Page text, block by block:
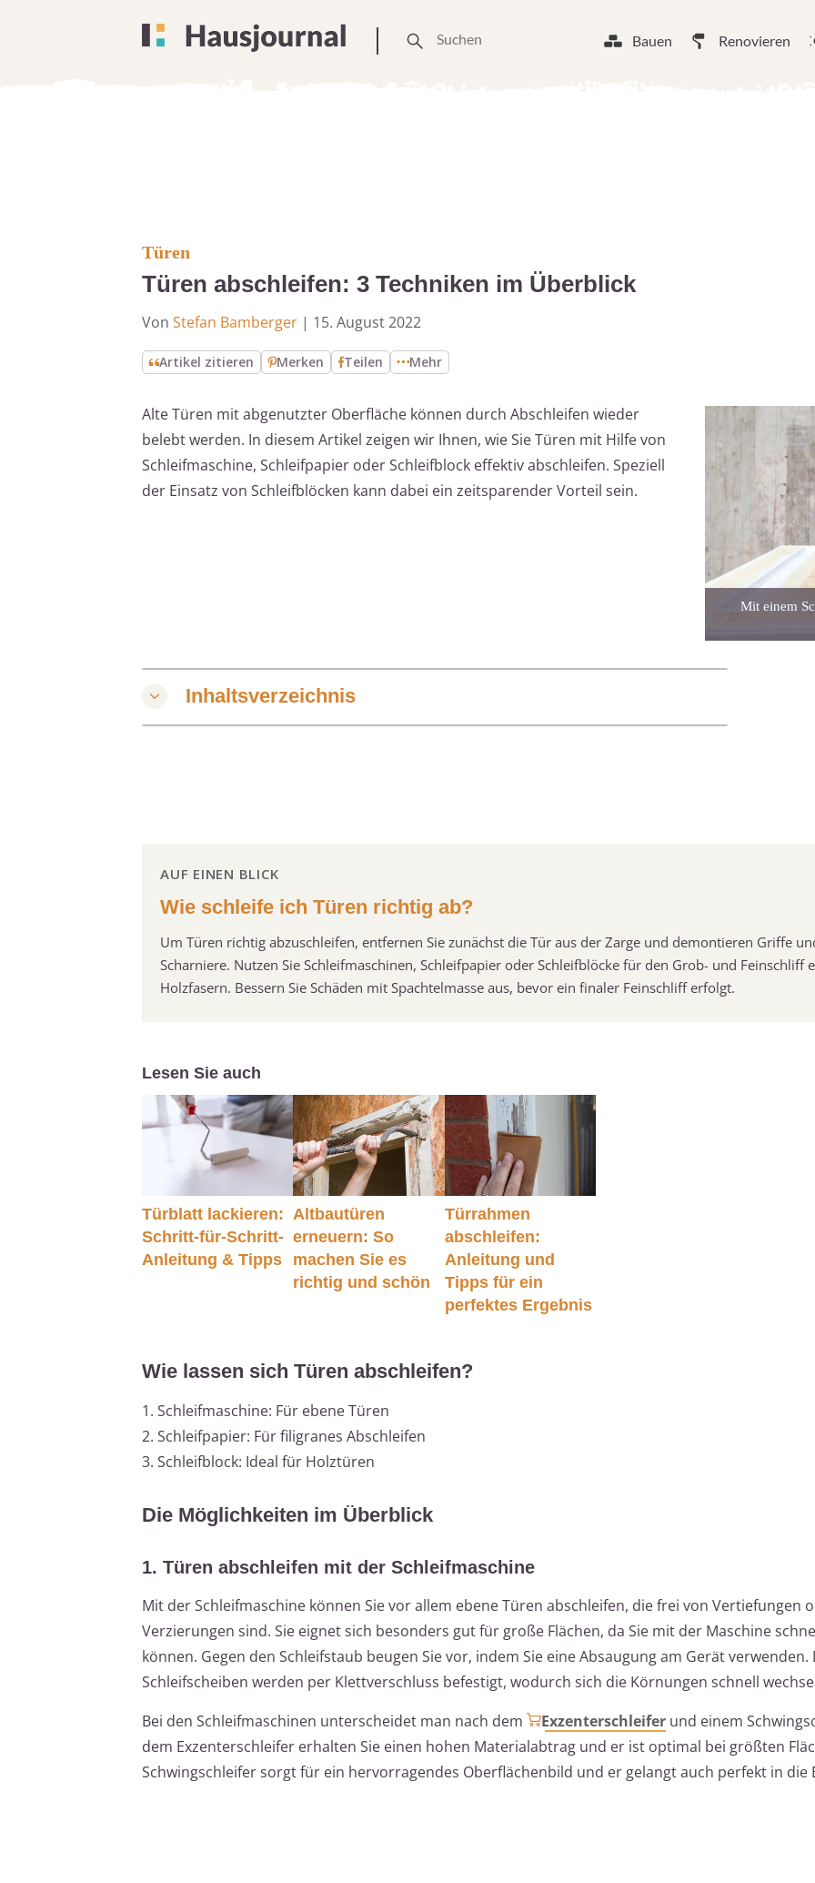
Bauen Renovieren
Türen
Türen abschleifen: 3 Techniken im Überblick
Von Stefan Bamberger | 15. August 2022
Artikel zitieren Merken Teilen Mehr
Alte Türen mit abgenutzter Oberfläche können durch Abschleifen wieder
belebt werden. In diesem Artikel zeigen wir Ihnen, wie Sie Türen mit Hilfe von
Schleifmaschine, Schleifpapier oder Schleifblock effektiv abschleifen. Speziell
der Einsatz von Schleifblöcken kann dabei ein zeitsparender Vorteil sein.
Mit einem
Inhaltsverzeichnis
AUF EINEN BLICK
Wie schleife ich Türen richtig ab?
Um Türen richtig abzuschleifen, entfernen Sie zunächst die Tür aus der Zarge und demontieren Griffe
Scharniere. Nutzen Sie Schleifmaschinen, Schleifpapier oder Schleifblöcke für den Grob- und Feinschliff
Holzfasern. Bessern Sie Schäden mit Spachtelmasse aus, bevor ein finaler Feinschliff erfolgt.
Lesen Sie auch
Türblatt lackieren:
Schritt-für-Schritt-
Anleitung & Tipps
Altbautüren
erneuern: So
machen Sie es
richtig und schön
Türrahmen
abschleifen:
Anleitung und
Tipps für ein
perfektes Ergebnis
Wie lassen sich Türen abschleifen?
1. Schleifmaschine: Für ebene Türen
2. Schleifpapier: Für filigranes Abschleifen
3. Schleifblock: Ideal für Holztüren
Die Möglichkeiten im Überblick
1. Türen abschleifen mit der Schleifmaschine
Mit der Schleifmaschine können Sie vor allem ebene Türen abschleifen, die frei von Vertiefungen
Verzierungen sind. Sie eignet sich besonders gut für große Flächen, da Sie mit der Maschine
können. Gegen den Schleifstaub beugen Sie vor, indem Sie eine Absaugung am Gerät verwenden.
Schleifscheiben werden per Klettverschluss befestigt, wodurch sich die Körnungen schnell
Bei den Schleifmaschinen unterscheidet man nach dem
Exzenterschleifer und einem
dem Exzenterschleifer erhalten Sie einen hohen Materialabtrag und er ist optimal bei größten
Schwingschleifer sorgt für ein hervorragendes Oberflächenbild und er gelangt auch perfekt in die